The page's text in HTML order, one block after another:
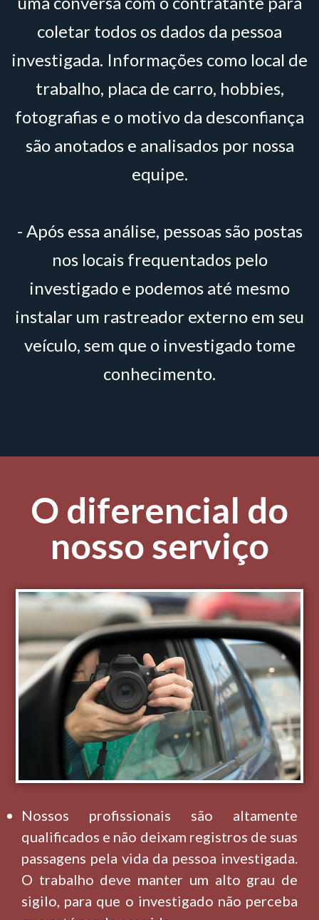
coletar todos os dados da pessoa
investigada. Informações como local de
trabalho, placa de carro, hobbies,
fotografias e o motivo da desconfiança
são anotados e analisados por nossa
equipe.
- Após essa análise, pessoas são postas
nos locais frequentados pelo
investigado e podemos até mesmo
instalar um rastreador externo em seu
veículo, sem que o investigado tome
conhecimento.
O diferencial do
nosso serviço
Nossos profissionais são altamente
qualificados e não deixam registros de suas
passagens pela vida da pessoa investigada.
O trabalho deve manter um alto grau de
sigilo, para que o investigado não perceba